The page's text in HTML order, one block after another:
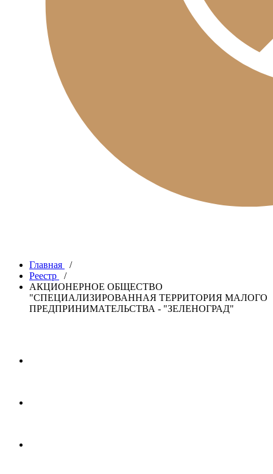
Главная
/
Реестр
/
АКЦИОНЕРНОЕ ОБЩЕСТВО
"СПЕЦИАЛИЗИРОВАННАЯ ТЕРРИТОРИЯ МАЛОГО
ПРЕДПРИНИМАТЕЛЬСТВА - "ЗЕЛЕНОГРАД"